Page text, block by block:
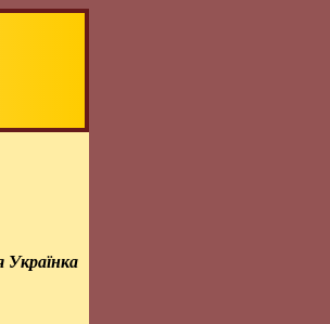
Українка